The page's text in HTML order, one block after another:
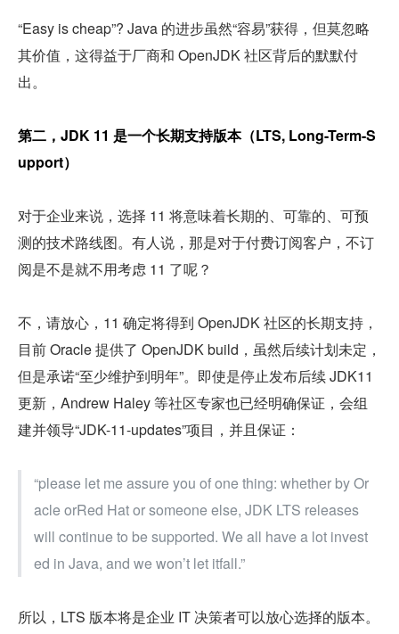
“Easy is cheap”? Java 的进步虽然“容易”获得，但莫忽略
其价值，这得益于厂商和 OpenJDK 社区背后的默默付
出。
第二，JDK 11 是一个长期支持版本（LTS, Long-Term-S
upport）
对于企业来说，选择 11 将意味着长期的、可靠的、可预
测的技术路线图。有人说，那是对于付费订阅客户，不订
阅是不是就不用考虑 11 了呢？
不，请放心，11 确定将得到 OpenJDK 社区的长期支持，
目前 Oracle 提供了 OpenJDK build，虽然后续计划未定，
但是承诺“至少维护到明年”。即使是停止发布后续 JDK11
更新，Andrew Haley 等社区专家也已经明确保证，会组
建并领导“JDK-11-updates”项目，并且保证：
“please let me assure you of one thing: whether by Or
acle orRed Hat or someone else, JDK LTS releases
will continue to be supported. We all have a lot invest
ed in Java, and we won’t let itfall.”
所以，LTS 版本将是企业 IT 决策者可以放心选择的版本。